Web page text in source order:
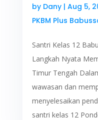
by Dany| Aug 5,
PKBM Plus
Santri Kelas 12
Langkah Nyata
Timur Tengah
wawasan dan
menyelesaikan
santri kelas 12